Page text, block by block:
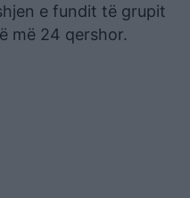
e fundit të grupit
më 24 qershor.